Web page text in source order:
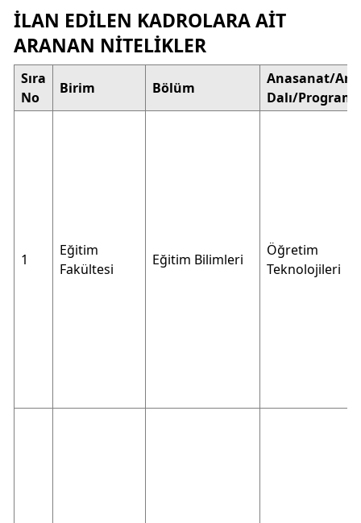
İLAN EDILEN KADROLARA AIT
ARANAN NITELIKLER
Sıra
No
Birim Bölüm
Anasanat/
Dalı/Program
1
Eğitim
Fakültesi
Eğitim Bilimleri
Öğretim
Teknolojileri